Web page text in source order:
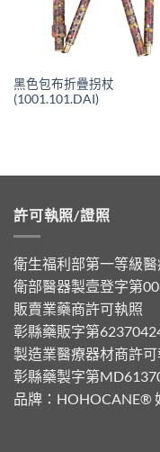
黑色包布折疊拐杖
(1001.101.DAI)
許可執照/證照
衛生福利部第一等級
衛部醫器製壹登字第
販賣業藥商許可執照
彰縣藥販字第
製造業醫療器材商許可
彰縣藥製字第
品牌： HOHOCANE®